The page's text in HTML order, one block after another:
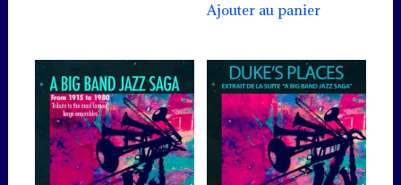
Ajouter au panier